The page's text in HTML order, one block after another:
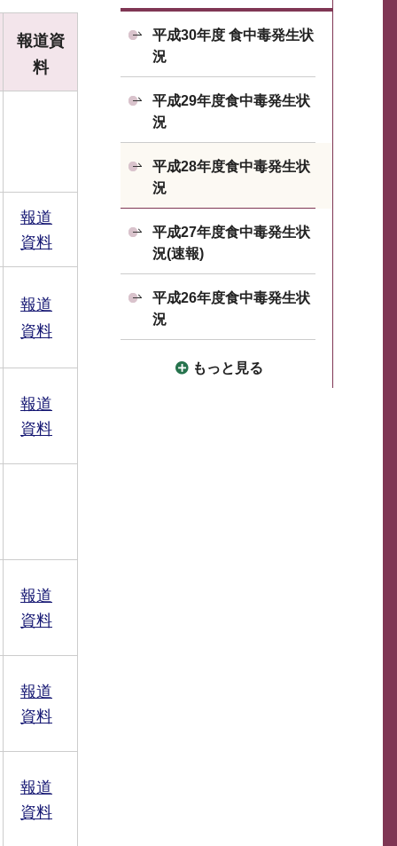
報道資
料
報道
資料
報道
資料
報道
資料
報道
資料
報道
資料
報道
資料
平成30年度 食中毒発生状
況
平成29年度食中毒発生状
況
平成28年度食中毒発生状
況
平成27年度食中毒発生状
況(速報)
平成26年度食中毒発生状
況
もっと見る